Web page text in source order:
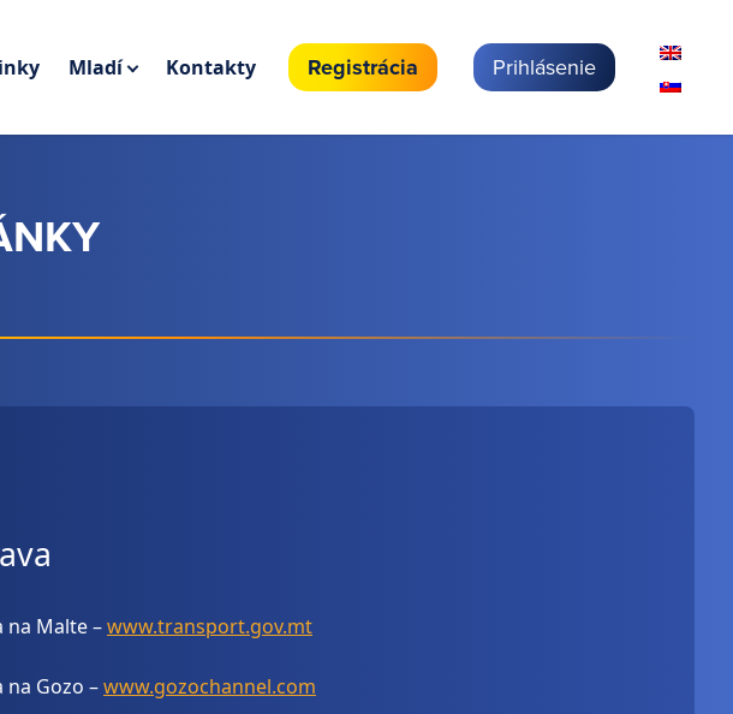
Mladí Kontakty Registrácia Prihlásenie
na Malte –www.transport.gov.mt
na Gozo –www.gozochannel.com